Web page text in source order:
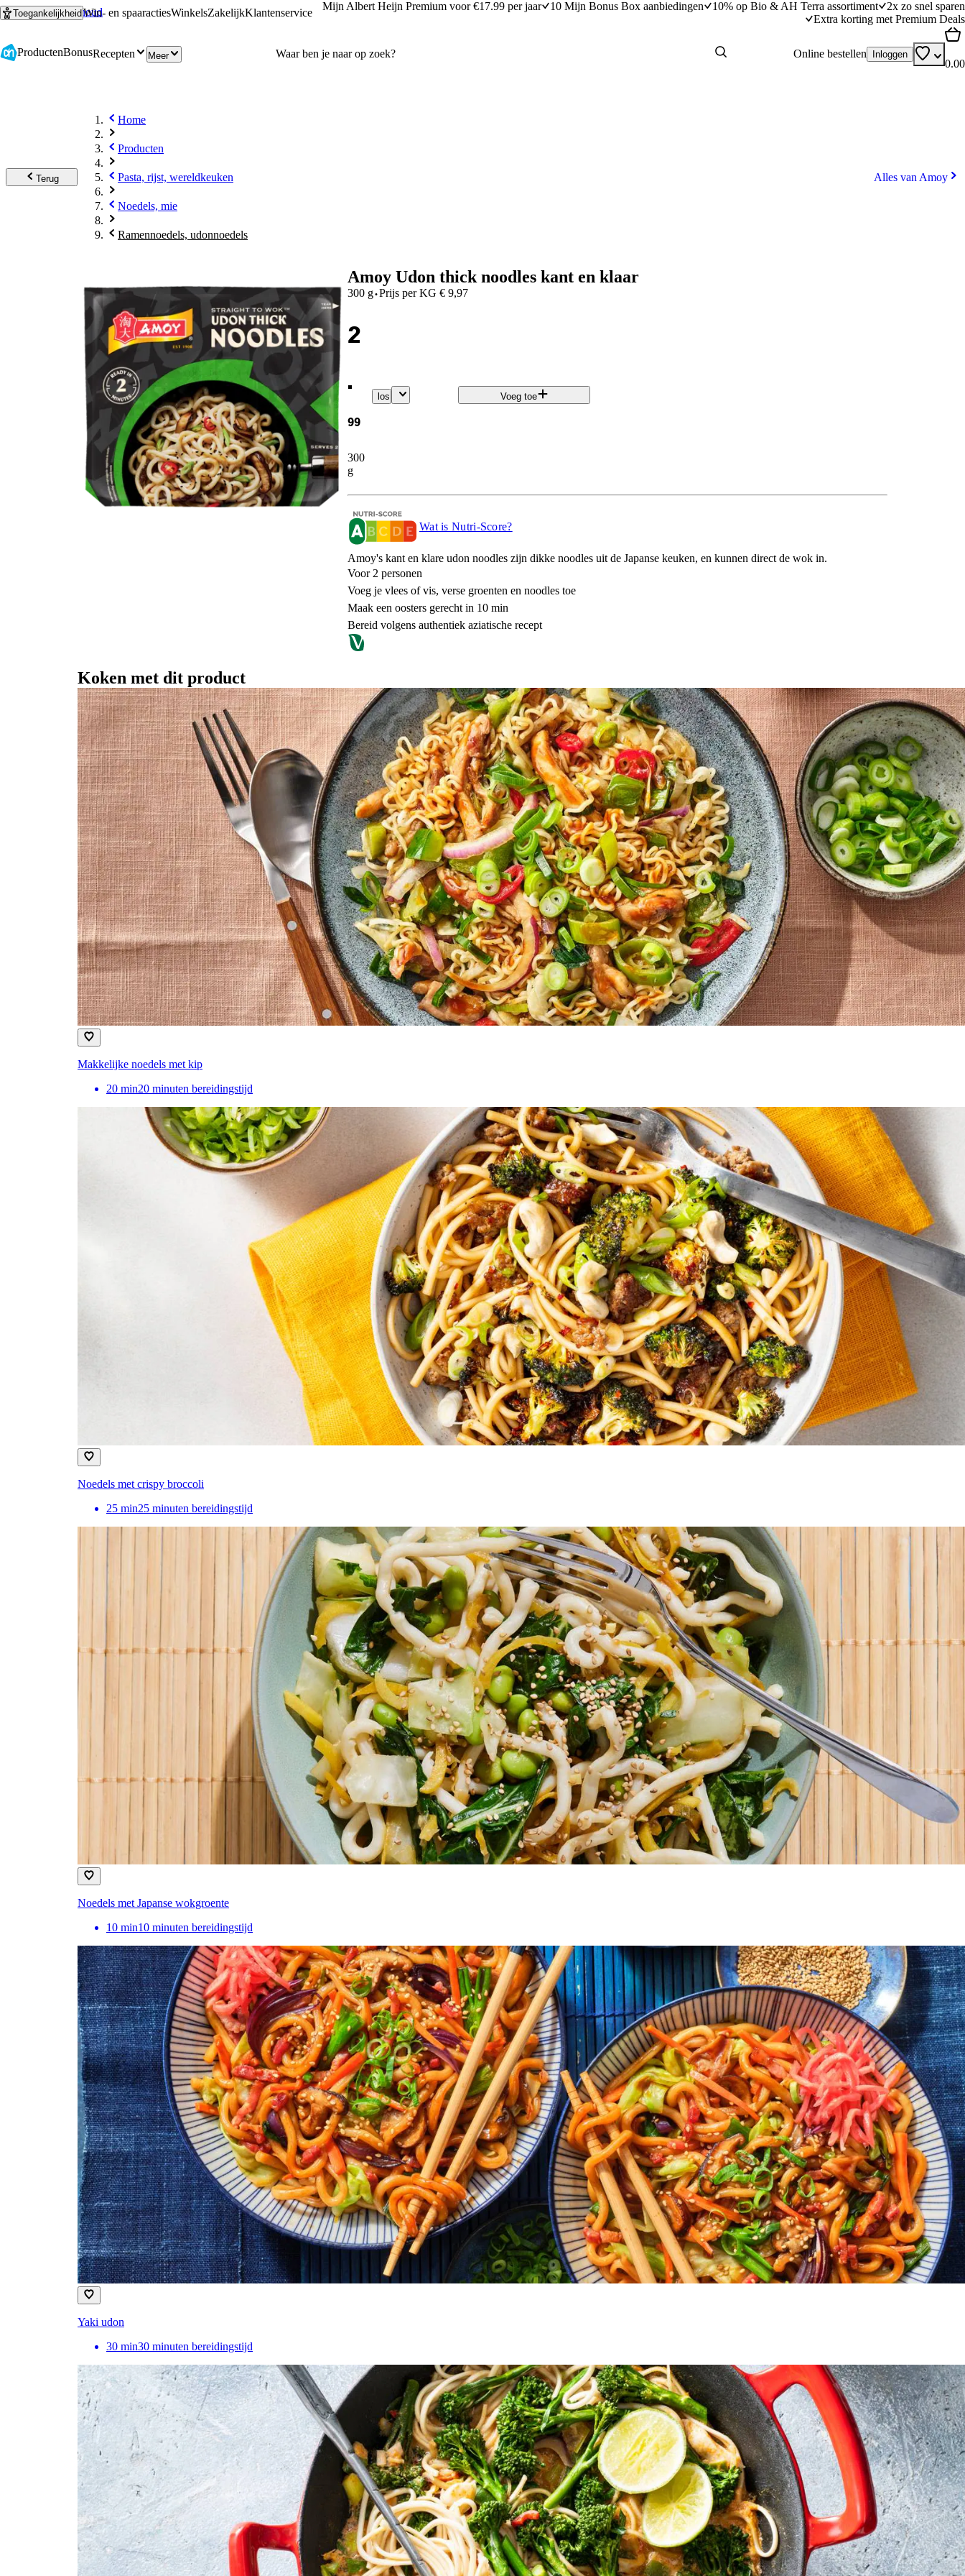
Ga naar hoofdinhoud
Ga naar zoeken
ToegankelijkheidWin- en spaaractiesWinkelsZakelijkKlantenservice
Mijn Albert Heijn Premium voor €17.99 per jaar 10 Mijn Bonus Box aanbiedingen 10% op Bio & AH Terra assortiment
2x zo snel sparen
Extra korting met Premium Deals
ProductenBonusRecepten Meer Online bestellen Inloggen
0.00
Terug
Home
Producten
Pasta, rijst, wereldkeuken
Noedels, mie
Ramennoedels, udonnoedels
Alles van Amoy
Amoy Udon thick noodles kant en klaar
300 g·Prijs per KG € 9,97
2
.
99
300
g
los Voeg toe
Wat is Nutri-Score?
Amoy's kant en klare udon noodles zijn dikke noodles uit de Japanse keuken, en kunnen direct de wok in.
Voor 2 personen
Voeg je vlees of vis, verse groenten en noodles toe
Maak een oosters gerecht in 10 min
Bereid volgens authentiek aziatische recept
Koken met dit product
Makkelijke noedels met kip
20 min20 minuten bereidingstijd
Noedels met crispy broccoli
25 min25 minuten bereidingstijd
Noedels met Japanse wokgroente
10 min10 minuten bereidingstijd
Yaki udon
30 min30 minuten bereidingstijd